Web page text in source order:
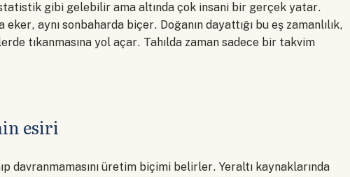
gibi gelebilir ama altında çok insani bir gerçek yatar.
aynı sonbaharda biçer. Doğanın dayattığı bu eş zamanlılık,
tıkanmasına yol açar. Tahılda zaman sadece bir takvim
esiri
davranmamasını üretim biçimi belirler. Yeraltı kaynaklarında